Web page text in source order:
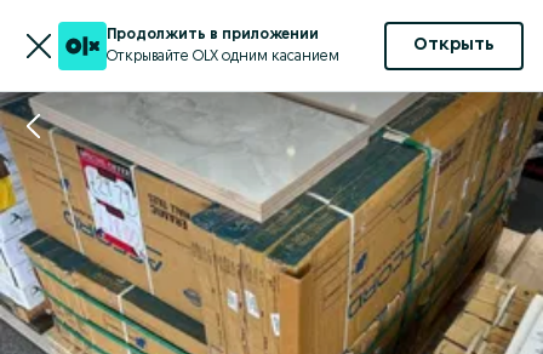
Продолжить в приложении
Открывайте OLX одним касанием
Открыть